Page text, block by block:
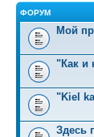
ФОРУМ
Мой
"Как и
"Kiel
Здесь